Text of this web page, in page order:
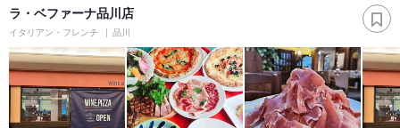
ラ・ベファーナ品川店
イタリアン・フレンチ 品川